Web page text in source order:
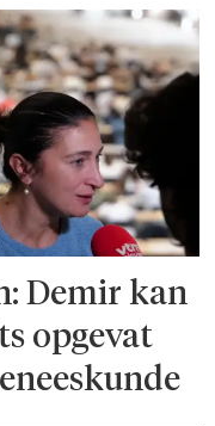
Demir kan
opgevat